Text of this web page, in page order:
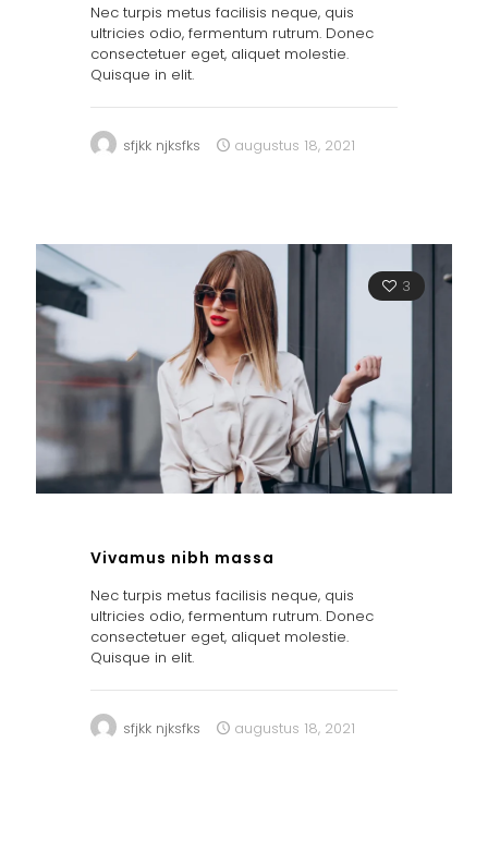
Nec turpis metus facilisis neque, quis
ultricies odio, fermentum rutrum. Donec
consectetuer eget, aliquet molestie.
Quisque in elit.
sfjkk njksfks augustus 18, 2021
3
Vivamus nibh massa
Nec turpis metus facilisis neque, quis
ultricies odio, fermentum rutrum. Donec
consectetuer eget, aliquet molestie.
Quisque in elit.
sfjkk njksfks augustus 18, 2021